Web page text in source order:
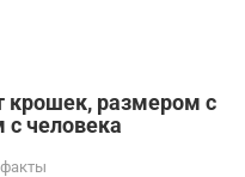
крошек, размером с
человека